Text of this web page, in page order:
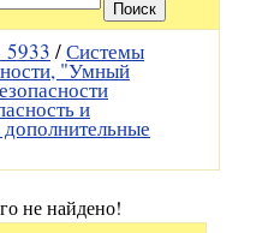
5933 /Системы
"Умный
и
не найдено!